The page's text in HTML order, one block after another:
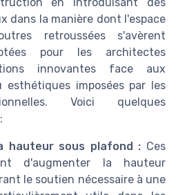
dans la manière dont l'espace
retroussées s'avèrent
pour les architectes
innovantes face aux
esthétiques imposées par les
Voici quelques
hauteur sous plafond : Ces
d'augmenter la hauteur
le soutien nécessaire à une